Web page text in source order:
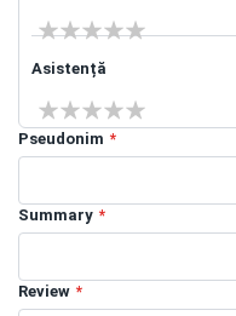
1 star2 stars
3 stars
4 stars5 stars
Asistență
1 star2 stars
3 stars
4 stars5 stars
Pseudonim
Summary
Review